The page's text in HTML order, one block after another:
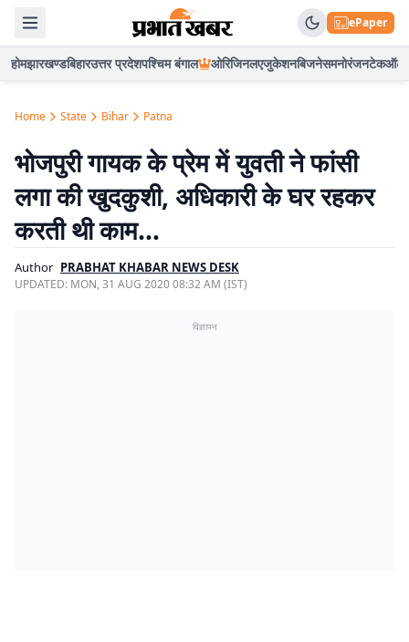
ePaper
होमझारखण्डबिहारउत्तर प्रदेशपश्चिम बंगाल ओरिजिनलएजुकेशनबिजनेसमनोरंजनटेकऑटो
Home State Bihar Patna
भोजपुरी गायक के प्रेम में युवती ने फांसी
लगा की खुदकुशी, अधिकारी के घर रहकर
करती थी काम…
Author PRABHAT KHABAR NEWS DESK
UPDATED: MON, 31 AUG 2020 08:32 AM (IST)
विज्ञापन